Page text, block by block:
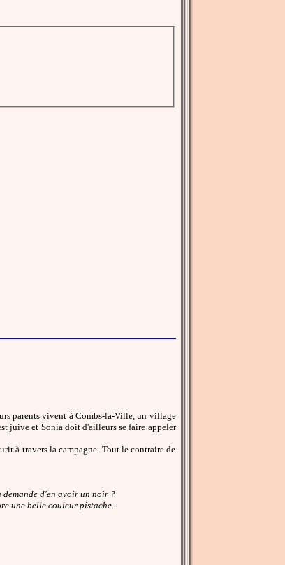
parents vivent à Combs-la-Ville, un village
juive et Sonia doit d'ailleurs se faire appeler
à travers la campagne. Tout le contraire de
d'en avoir un noir ?
une belle couleur pistache.